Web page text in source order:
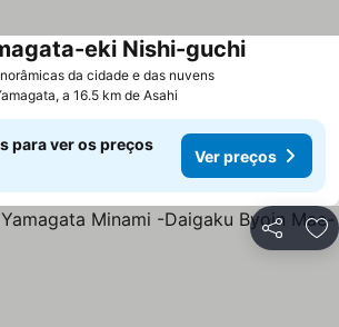
da cidade e das nuvens
eki Nishi-guchi
a 16.5 km de Asahi
para ver os preços
Ver preços
Partilhar